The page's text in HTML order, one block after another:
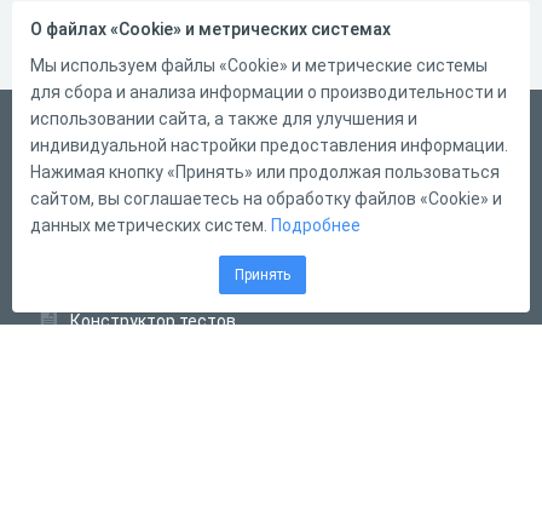
Русский
Справка
Форма обратной связи
Конструктор тестов
О файлах «Cookie» и метрических системах
Мы используем файлы «Cookie» и метрические системы
для сбора и анализа информации о производительности и
использовании сайта, а также для улучшения и
индивидуальной настройки предоставления информации.
Нажимая кнопку «Принять» или продолжая пользоваться
сайтом, вы соглашаетесь на обработку файлов «Cookie» и
данных метрических систем. Подробнее
Принять